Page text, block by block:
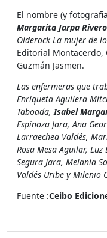
El nombre (y
Margarita Jarpa
Olderock La mujer de
Editorial Montacerdo,
Guzmán Jasmen.
Las enfermeras que
Enriqueta Aguilera
Taboada, Isabel
Espinoza Jara, Ana
Larraechea Valdés,
Rosa Mesa Aguilar,
Segura Jara, Melania
Valdés Uribe y Milenio
Fuente :Ceibo